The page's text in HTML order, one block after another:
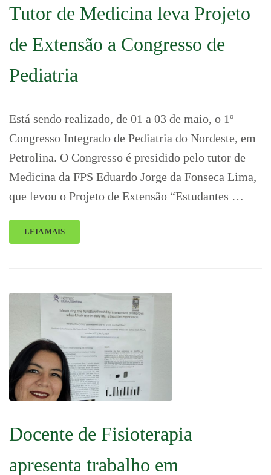
Tutor de Medicina leva Projeto
de Extensão a Congresso de
Pediatria
Está sendo realizado, de 01 a 03 de maio, o 1º
Congresso Integrado de Pediatria do Nordeste, em
Petrolina. O Congresso é presidido pelo tutor de
Medicina da FPS Eduardo Jorge da Fonseca Lima,
que levou o Projeto de Extensão “Estudantes …
LEIA MAIS
Docente de Fisioterapia
apresenta trabalho em